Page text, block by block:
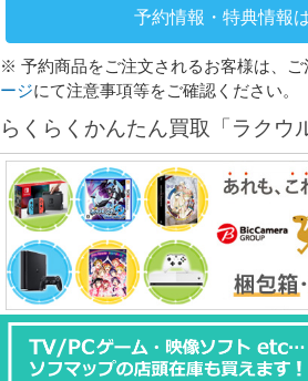
予約情報・特典情報
※ 予約商品をご注文されるお客様は、ご
ージにて注意事項等をご確認ください。
らくらくかんたん買取「ラクウ